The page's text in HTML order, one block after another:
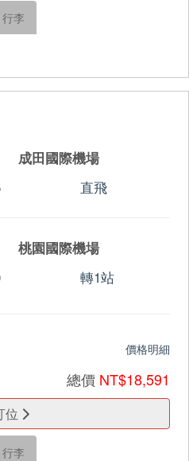
行李
成田國際機場
直飛
桃園國際機場
轉1站
價格明細
總價 NT$18,591
位
行李